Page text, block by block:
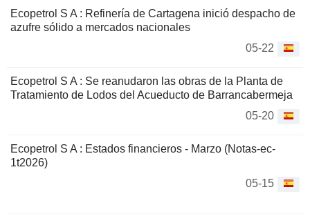
Ecopetrol S A : Refinería de Cartagena inició despacho de
azufre sólido a mercados nacionales
05-22
Ecopetrol S A : Se reanudaron las obras de la Planta de
Tratamiento de Lodos del Acueducto de Barrancabermeja
05-20
Ecopetrol S A : Estados financieros - Marzo (Notas-ec-
1t2026)
05-15